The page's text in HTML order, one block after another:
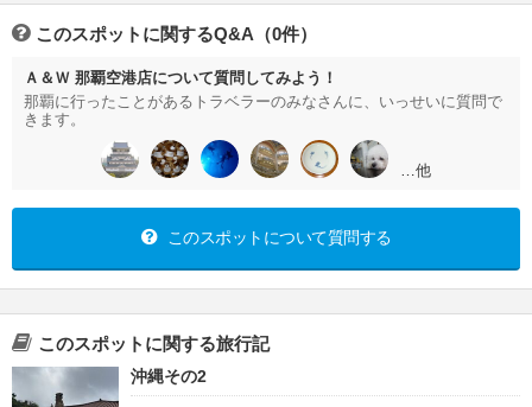
このスポットに関するQ&A（0件）
Ａ＆Ｗ 那覇空港店について質問してみよう！
那覇に行ったことがあるトラベラーのみなさんに、いっせいに質問で
きます。
…他
このスポットについて質問する
このスポットに関する旅行記
沖縄その2